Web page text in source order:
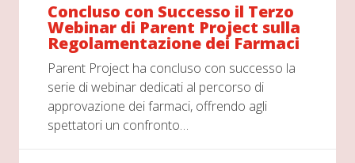
Concluso con Successo il Terzo
Webinar di Parent Project sulla
Regolamentazione dei Farmaci
Parent Project ha concluso con successo la
serie di webinar dedicati al percorso di
approvazione dei farmaci, offrendo agli
spettatori un confronto…